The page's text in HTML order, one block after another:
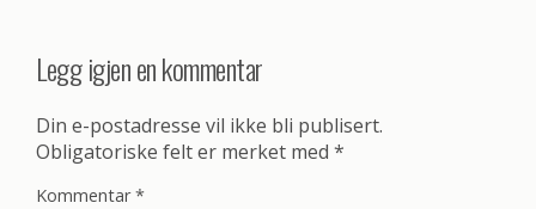
Legg igjen en kommentar
Din e-postadresse vil ikke bli publisert.
Obligatoriske felt er merket med *
Kommentar*